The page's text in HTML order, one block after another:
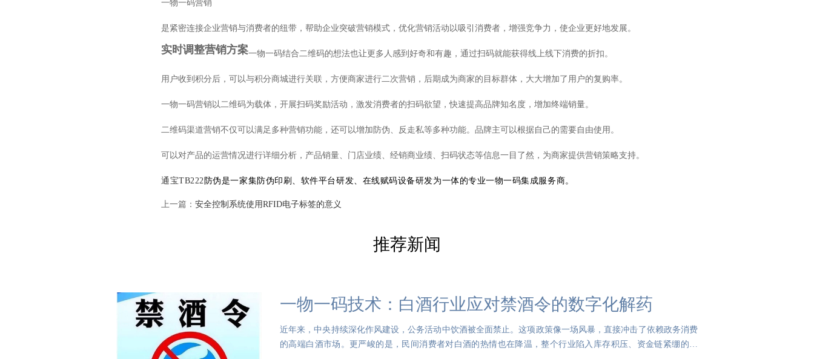
一物一码营销
是紧密连接企业营销与消费者的纽带，帮助企业突破营销模式，优化营销活动以吸引消费者，增强竞争力，使企业更好地发展。
实时调整营销方案一物一码结合二维码的想法也让更多人感到好奇和有趣，通过扫码就能获得线上线下消费的折扣。
用户收到积分后，可以与积分商城进行关联，方便商家进行二次营销，后期成为商家的目标群体，大大增加了用户的复购率。
一物一码营销 以二维码为载体，开展扫码奖励活动，激发消费者的扫码欲望，快速提高品牌知名度，增加终端销量。
二维码渠道营销不仅可以满足多种营销功能，还可以增加防伪、反走私等多种功能。品牌主可以根据自己的需要自由使用。
可以对产品的运营情况进行详细分析，产品销量、门店业绩、经销商业绩、扫码状态等信息一目了然，为商家提供营销策略支持。
通宝TB222 防伪是一家集防伪印刷、软件平台研发、在线赋码设备研发为一体的专业一物一码集成服务商。
上一篇： 安全控制系统使用RFID电子标签的意义
推荐新闻
一物一码技术：白酒行业应对禁酒令的数字化解药
近年来，中央持续深化作风建设，公务活动中饮酒被全面禁止。这项政策像一场风暴，直接冲击了依赖政务消费
的高端白酒市场。更严峻的是，民间消费者对白酒的热情也在降温，整个行业陷入库存积压、资金链紧绷的危